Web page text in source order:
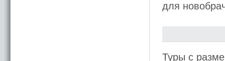
для
Туры с